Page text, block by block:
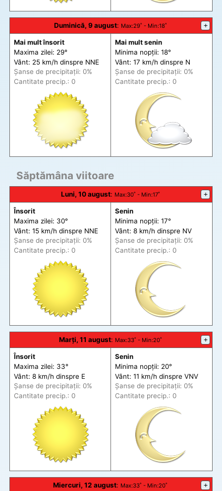
Duminică, 9 august: Max:29˚ - Min:18˚ +
Mai mult însorit
Maxima zilei: 29°
Vânt: 25 km/h dinspre NNE
Șanse de precipitații: 0%
Cantitate precip.: 0
Mai mult senin
Minima nopții: 18°
Vânt: 17 km/h dinspre N
Șanse de precipitații: 0%
Cantitate precip.: 0
Săptămâna viitoare
Luni, 10 august: Max:30˚ - Min:17˚ +
Însorit
Maxima zilei: 30°
Vânt: 15 km/h dinspre NNE
Șanse de precipitații: 0%
Cantitate precip.: 0
Senin
Minima nopții: 17°
Vânt: 8 km/h dinspre NV
Șanse de precipitații: 0%
Cantitate precip.: 0
Marți, 11 august: Max:33˚ - Min:20˚ +
Însorit
Maxima zilei: 33°
Vânt: 8 km/h dinspre E
Șanse de precipitații: 0%
Cantitate precip.: 0
Senin
Minima nopții: 20°
Vânt: 11 km/h dinspre VNV
Șanse de precipitații: 0%
Cantitate precip.: 0
Miercuri, 12 august: Max:33˚ - Min:20˚ +